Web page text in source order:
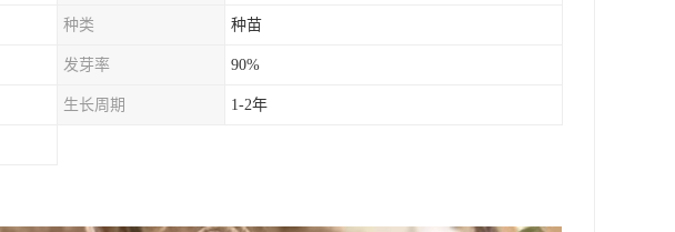
种类 种苗
发芽率 90%
生长周期 1-2年